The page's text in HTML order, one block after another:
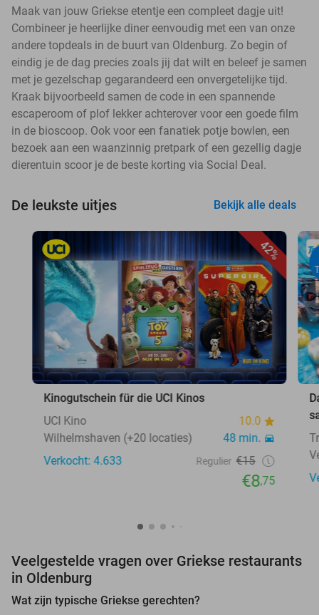
Maak van jouw Griekse etentje een compleet dagje uit!
Combineer je heerlijke diner eenvoudig met een van onze
andere topdeals in de buurt van Oldenburg. Zo begin of
eindig je de dag precies zoals jij dat wilt en beleef je samen
met je gezelschap gegarandeerd een onvergetelijke tijd.
Kraak bijvoorbeeld samen de code in een spannende
escaperoom of plof lekker achterover voor een goede film
in de bioscoop. Ook voor een fanatiek potje bowlen, een
bezoek aan een waanzinnig pretpark of een gezellig dagje
dierentuin scoor je de beste korting via Social Deal.
De leukste uitjes Bekijk alle deals
42%
Kinogutschein für die UCI Kinos
UCI Kino
10.0
Wilhelmshaven (+20 locaties)
48 min.
Verkocht: 4.633
Regulier €15
€8,75
Veelgestelde vragen over Griekse restaurants
in Oldenburg
Wat zijn typische Griekse gerechten?